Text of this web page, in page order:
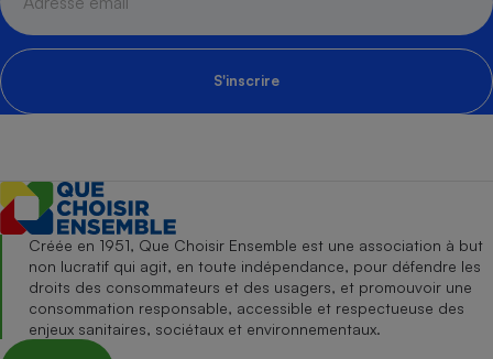
S'inscrire
Créée en 1951, Que Choisir Ensemble est une association à but
non lucratif qui agit, en toute indépendance, pour défendre les
droits des consommateurs et des usagers, et promouvoir une
consommation responsable, accessible et respectueuse des
enjeux sanitaires, sociétaux et environnementaux.